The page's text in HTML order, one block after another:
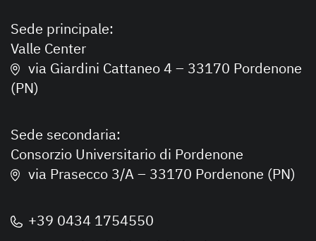
Sede principale:
Valle Center
via Giardini Cattaneo 4 – 33170 Pordenone
(PN)
Sede secondaria:
Consorzio Universitario di Pordenone
via Prasecco 3/A – 33170 Pordenone (PN)
+39 0434 1754550